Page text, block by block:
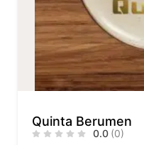
Quinta Berumen
0.0 (0)